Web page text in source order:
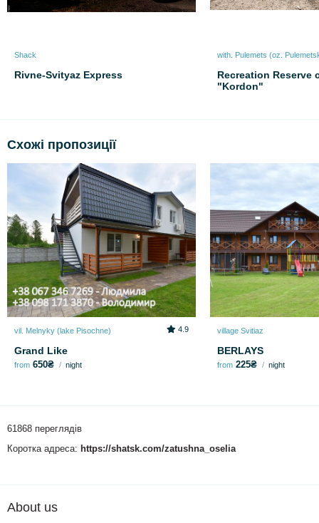
Shack
Rivne-Svityaz Express
with. Pulemets (oz.
Recreation Reserve
"Kordon"
Схожі пропозиції
vil. Melnyky (lake Pіsochne) 4.9
Grand Like
from 650₴ night
village Svitiaz
BERLAYS
from 225₴ night
61868 переглядів
Коротка адреса: https://shatsk.com/zatushna_oselia
About us